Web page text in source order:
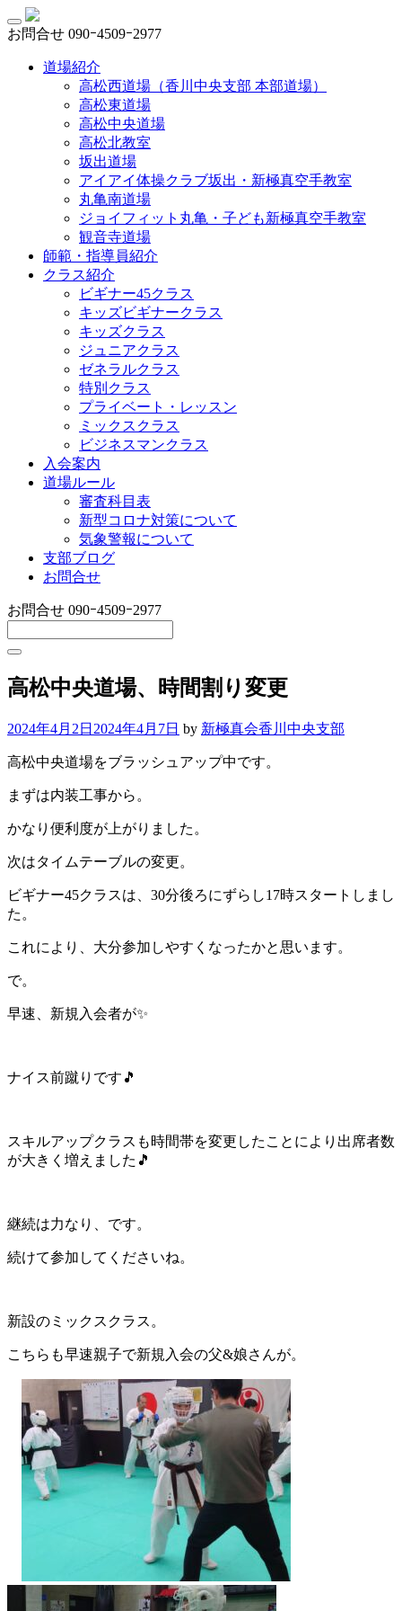
お問合せ 090ｰ4509ｰ2977
道場紹介
高松西道場（香川中央支部 本部道場）
高松東道場
高松中央道場
高松北教室
坂出道場
アイアイ体操クラブ坂出・新極真空手教室
丸亀南道場
ジョイフィット丸亀・子ども新極真空手教室
観音寺道場
師範・指導員紹介
クラス紹介
ビギナー45クラス
キッズビギナークラス
キッズクラス
ジュニアクラス
ゼネラルクラス
特別クラス
プライベート・レッスン
ミックスクラス
ビジネスマンクラス
入会案内
道場ルール
審査科目表
新型コロナ対策について
気象警報について
支部ブログ
お問合せ
お問合せ 090ｰ4509ｰ2977
高松中央道場、時間割り変更
2024年4月2日 2024年4月7日 by 新極真会香川中央支部
高松中央道場をブラッシュアップ中です。
まずは内装工事から。
かなり便利度が上がりました。
次はタイムテーブルの変更。
ビギナー45クラスは、30分後ろにずらし17時スタートしまし
た。
これにより、大分参加しやすくなったかと思います。
で。
早速、新規入会者が✨
ナイス前蹴りです🎵
スキルアップクラスも時間帯を変更したことにより出席者数
が大きく増えました🎵
継続は力なり、です。
続けて参加してくださいね。
新設のミックスクラス。
こちらも早速親子で新規入会の父&娘さんが。